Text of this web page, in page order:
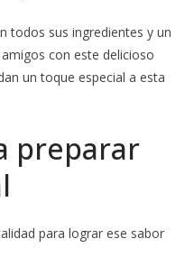
todos sus ingredientes y un
con este delicioso
un toque especial a esta
preparar
para lograr ese sabor